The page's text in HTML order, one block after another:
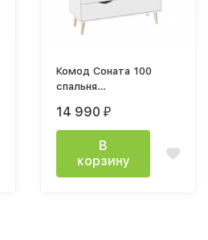
Комод Соната 100
спальня
белый / дуб сонома
14 990 ₽
В
корзину